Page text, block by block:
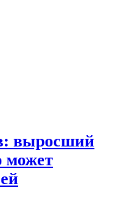
выросший
может